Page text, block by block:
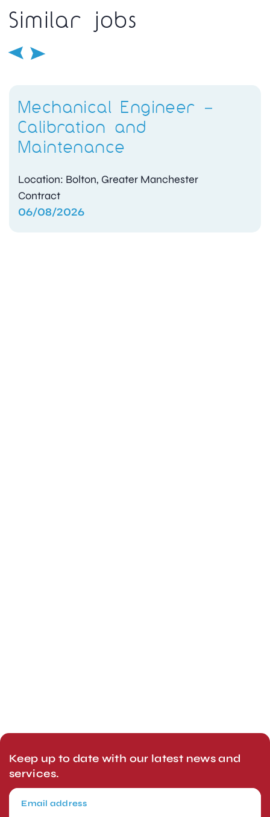
Similar jobs
Mechanical Engineer –
Calibration and
Maintenance
Location: Bolton, Greater Manchester
Contract
06/08/2026
Keep up to date with our latest news and
services.